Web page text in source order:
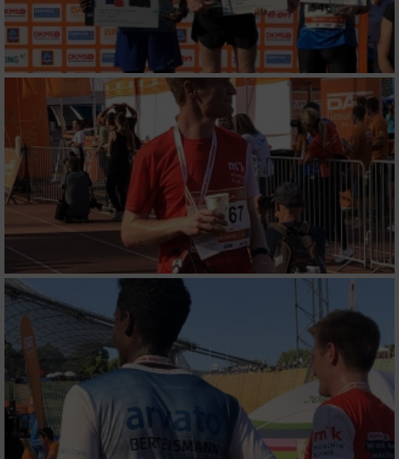
oder Kombinationen von Daten aus
verschiedenen Quellen
Entwicklung und Verbesserung der Angebote
Verwendung reduzierter Daten zur Auswahl
von Inhalten
IAB-Besonderheiten:
Verwendung genauer Standortdaten
Geräte anhand von aktiv angeforderten
Informationen identifizieren
Nicht-IAB-Verarbeitungszwecke:
Performance
Funktional